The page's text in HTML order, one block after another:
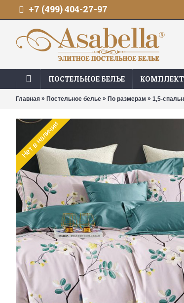
+7 (499) 404-27-97
ПОСТЕЛЬНОЕ БЕЛЬЕ
Главная » Постельное белье » По размерам » 1,5-
Нет в наличии